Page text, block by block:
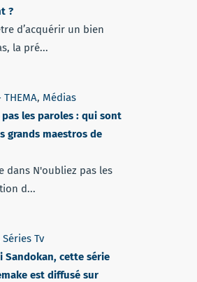
?
d’acquérir un bien
la pré...
THEMA, Médias
pas les paroles : qui sont
grands maestros de
dans N'oubliez pas les
d...
Séries Tv
Sandokan, cette série
est diffusé sur